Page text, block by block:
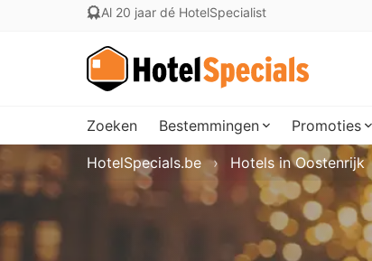
Al 20 jaar dé HotelSpecialist
Zoeken Bestemmingen Promoties
HotelSpecials.be Hotels in Oostenrijk